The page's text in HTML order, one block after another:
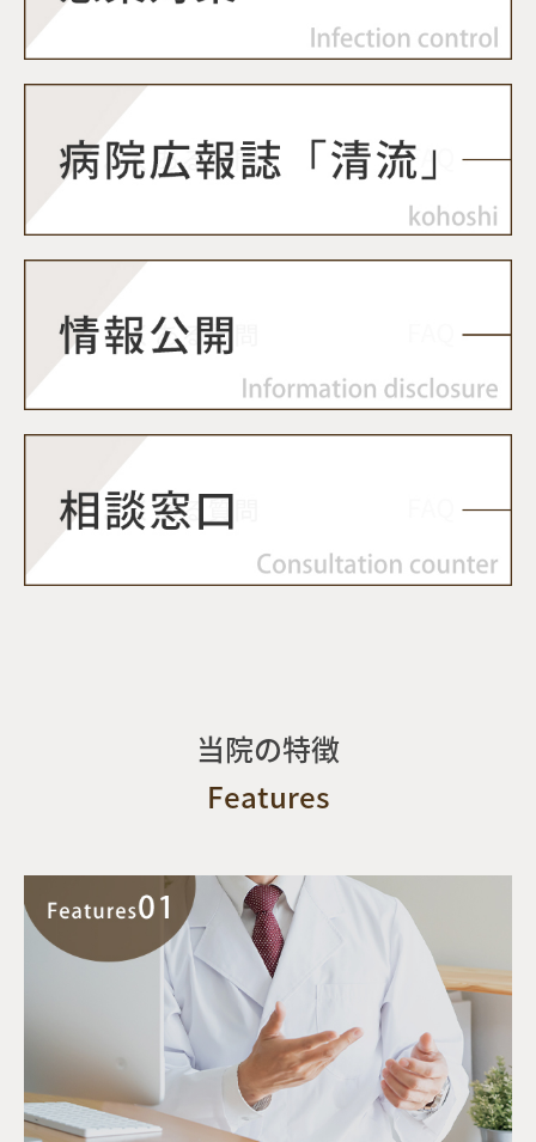
★医療機能情報提供制度（医療情報ネット）を利
⽤して、医療機関が検索できます。
当院の特徴
Features